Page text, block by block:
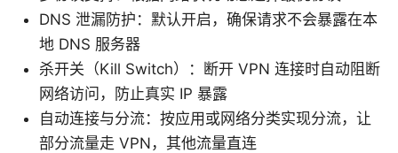
DNS 泄漏防护：默认开启，确保请求不会暴露在本
地 DNS 服务器
杀开关（Kill Switch）：断开 VPN 连接时自动阻断
网络访问，防止真实 IP 暴露
自动连接与分流：按应用或网络分类实现分流，让
部分流量走 VPN，其他流量直连